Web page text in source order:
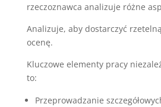
rzeczoznawca analizuje różne
Analizuje, aby dostarczyć
ocenę.
Kluczowe elementy pracy
to:
Przeprowadzanie